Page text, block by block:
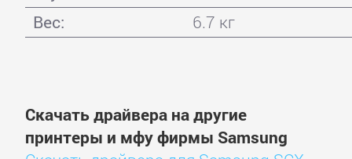
Вес:
6.7 кг
Скачать драйвера на другие
принтеры и мфу фирмы Samsung